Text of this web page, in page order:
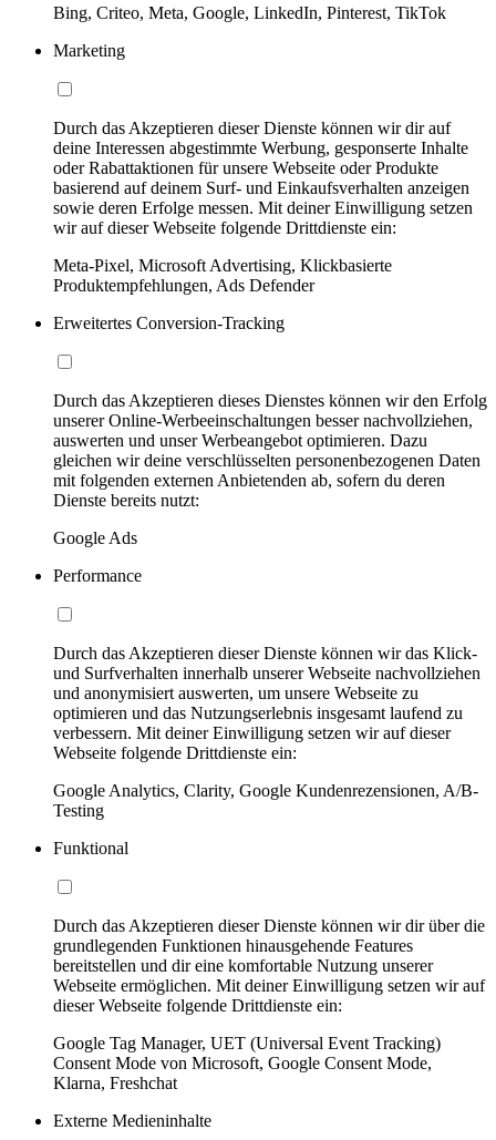
Bing, Criteo, Meta, Google, LinkedIn, Pinterest, TikTok
Marketing
Durch das Akzeptieren dieser Dienste können wir dir auf
deine Interessen abgestimmte Werbung, gesponserte Inhalte
oder Rabattaktionen für unsere Webseite oder Produkte
basierend auf deinem Surf- und Einkaufsverhalten anzeigen
sowie deren Erfolge messen. Mit deiner Einwilligung setzen
wir auf dieser Webseite folgende Drittdienste ein:
Meta-Pixel, Microsoft Advertising, Klickbasierte
Produktempfehlungen, Ads Defender
Erweitertes Conversion-Tracking
Durch das Akzeptieren dieses Dienstes können wir den Erfolg
unserer Online-Werbeeinschaltungen besser nachvollziehen,
auswerten und unser Werbeangebot optimieren. Dazu
gleichen wir deine verschlüsselten personenbezogenen Daten
mit folgenden externen Anbietenden ab, sofern du deren
Dienste bereits nutzt:
Google Ads
Performance
Durch das Akzeptieren dieser Dienste können wir das Klick-
und Surfverhalten innerhalb unserer Webseite nachvollziehen
und anonymisiert auswerten, um unsere Webseite zu
optimieren und das Nutzungserlebnis insgesamt laufend zu
verbessern. Mit deiner Einwilligung setzen wir auf dieser
Webseite folgende Drittdienste ein:
Google Analytics, Clarity, Google Kundenrezensionen, A/B-
Testing
Funktional
Durch das Akzeptieren dieser Dienste können wir dir über die
grundlegenden Funktionen hinausgehende Features
bereitstellen und dir eine komfortable Nutzung unserer
Webseite ermöglichen. Mit deiner Einwilligung setzen wir auf
dieser Webseite folgende Drittdienste ein:
Google Tag Manager, UET (Universal Event Tracking)
Consent Mode von Microsoft, Google Consent Mode,
Klarna, Freshchat
Externe Medieninhalte